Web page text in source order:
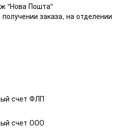
"Нова Пошта"
заказа, на отделении
счет ФЛП
счет ООО